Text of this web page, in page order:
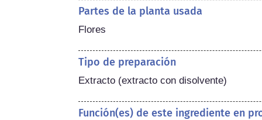
Partes de la planta usada
Flores
Tipo de preparación
Extracto (extracto con disolvente)
Función(es) de este ingrediente en